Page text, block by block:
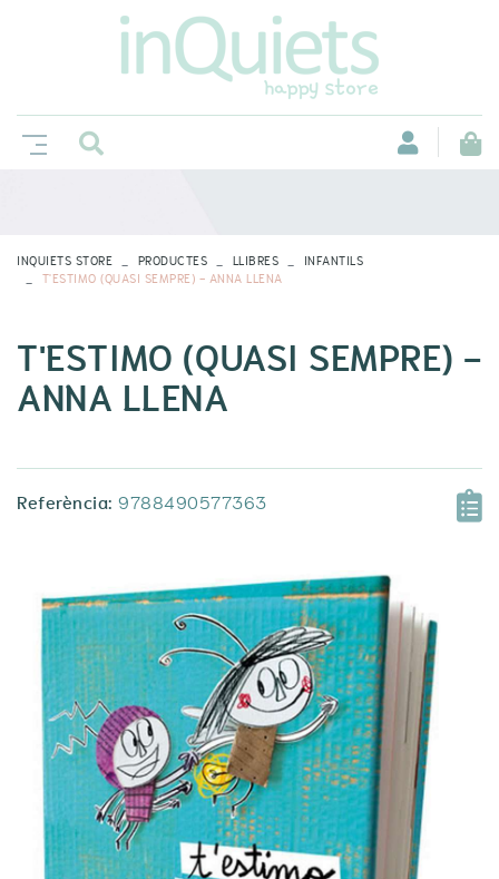
INQUIETS STORE PRODUCTES LLIBRES
INFANTILS
T'ESTIMO (QUASI SEMPRE) - ANNA LLENA
T'ESTIMO (QUASI SEMPRE) -
ANNA LLENA
Referència: 9788490577363